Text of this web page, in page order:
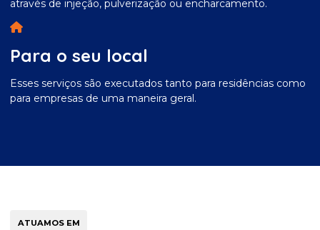
através de injeção, pulverização ou encharcamento.
Para o seu local
Esses serviços são executados tanto para residências como
para empresas de uma maneira geral.
ATUAMOS EM